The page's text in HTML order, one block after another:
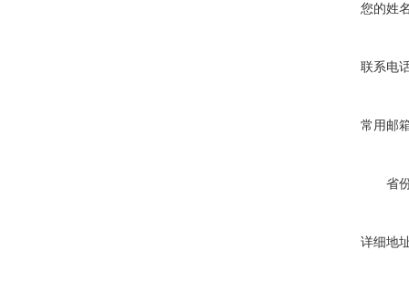
您的姓
联系电
常用邮
省
详细地